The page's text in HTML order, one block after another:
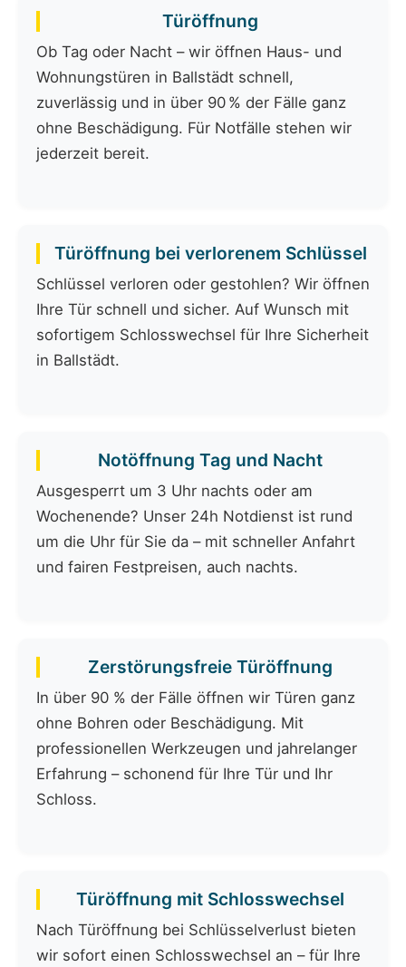
Türöffnung
Ob Tag oder Nacht – wir öffnen Haus- und
Wohnungstüren in Ballstädt schnell,
zuverlässig und in über 90 % der Fälle ganz
ohne Beschädigung. Für Notfälle stehen wir
jederzeit bereit.
Türöffnung bei verlorenem Schlüssel
Schlüssel verloren oder gestohlen? Wir öffnen
Ihre Tür schnell und sicher. Auf Wunsch mit
sofortigem Schlosswechsel für Ihre Sicherheit
in Ballstädt.
Notöffnung Tag und Nacht
Ausgesperrt um 3 Uhr nachts oder am
Wochenende? Unser 24h Notdienst ist rund
um die Uhr für Sie da – mit schneller Anfahrt
und fairen Festpreisen, auch nachts.
Zerstörungsfreie Türöffnung
In über 90 % der Fälle öffnen wir Türen ganz
ohne Bohren oder Beschädigung. Mit
professionellen Werkzeugen und jahrelanger
Erfahrung – schonend für Ihre Tür und Ihr
Schloss.
Türöffnung mit Schlosswechsel
Nach Türöffnung bei Schlüsselverlust bieten
wir sofort einen Schlosswechsel an – für Ihre